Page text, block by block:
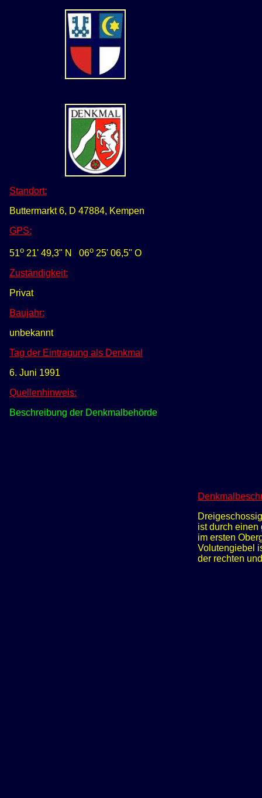
Standort:
Buttermarkt 6, D 47884, Kempen
GPS:
51o 21' 49,3" N 06o 25' 06,5" O
Zuständigkeit:
Privat
Baujahr:
unbekannt
Tag der Eintragung als Denkmal
6. Juni 1991
Quellenhinweis:
Beschreibung der Denkmalbehörde
ist durch
im ersten
Volutengiebel
der rechten